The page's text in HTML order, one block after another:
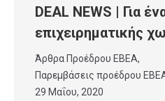
DEAL NEWS | Για
επιχειρηματικής
Άρθρα Προέδρου ΕΒΕΑ,
Παρεμβάσεις προέδρου
29 Μαΐου, 2020